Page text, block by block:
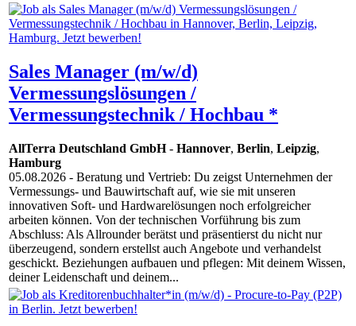
Sales Manager (m/w/d)
Vermessungslösungen /
Vermessungstechnik / Hochbau *
AllTerra Deutschland GmbH- Hannover, Berlin, Leipzig,
Hamburg
05.08.2026 - Beratung und Vertrieb: Du zeigst Unternehmen der
Vermessungs- und Bauwirtschaft auf, wie sie mit unseren
innovativen Soft- und Hardwarelösungen noch erfolgreicher
arbeiten können. Von der technischen Vorführung bis zum
Abschluss: Als Allrounder berätst und präsentierst du nicht nur
überzeugend, sondern erstellst auch Angebote und verhandelst
geschickt. Beziehungen aufbauen und pflegen: Mit deinem Wissen,
deiner Leidenschaft und deinem...